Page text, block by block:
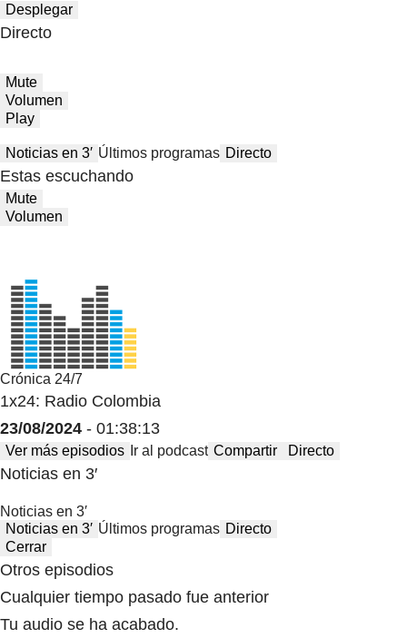
Desplegar
Directo
Mute
Volumen
Play
Noticias en 3′ Últimos programas Directo
Estas escuchando
Mute
Volumen
Crónica 24/7
1x24: Radio Colombia
23/08/2024 - 01:38:13
Ver más episodios Ir al podcast Compartir Directo
Noticias en 3′
Noticias en 3′
Noticias en 3′ Últimos programas Directo
Cerrar
Otros episodios
Cualquier tiempo pasado fue anterior
Tu audio se ha acabado.